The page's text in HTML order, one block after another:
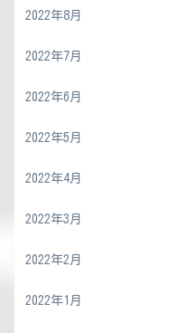
2022年8月
2022年7月
2022年6月
2022年5月
2022年4月
2022年3月
2022年2月
2022年1月